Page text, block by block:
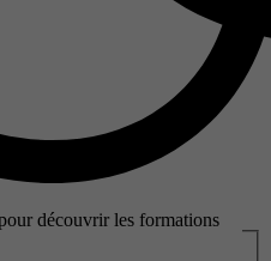
découvrir les formations